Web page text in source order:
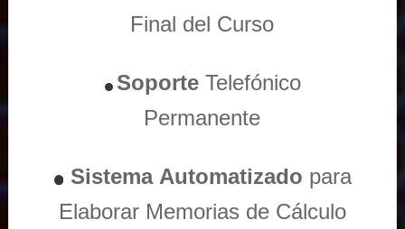
Final del Curso
Soporte Telefónico
Permanente
Sistema Automatizado para
Elaborar Memorias de Cálculo